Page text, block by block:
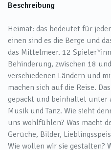
Beschreibung
Heimat: das bedeutet für
einen sind es die Berge und
das Mittelmeer. 12
Behinderung, zwischen 18
verschiedenen Ländern und
machen sich auf die Reise.
gepackt und beinhaltet unter
Musik und Tanz. Wie sieht
uns wohlfühlen? Was macht
Gerüche, Bilder,
Wie wollen wir sie gestalten?